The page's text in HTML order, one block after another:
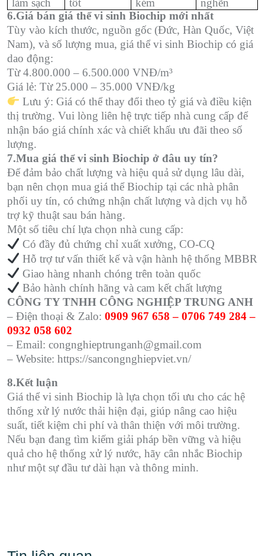
làm sạch tốt kém
nghẽn
6.Giá bán giá thể vi sinh Biochip mới nhất
Tùy vào kích thước, nguồn gốc (Đức, Hàn Quốc, Việt
Nam), và số lượng mua, giá thể vi sinh Biochip có giá
dao động:
Từ 4.800.000 – 6.500.000 VNĐ/m³
Giá lẻ: Từ 25.000 – 35.000 VNĐ/kg
Lưu ý: Giá có thể thay đổi theo tỷ giá và điều kiện
thị trường. Vui lòng liên hệ trực tiếp nhà cung cấp để
nhận báo giá chính xác và chiết khấu ưu đãi theo số
lượng.
7.Mua giá thể vi sinh Biochip ở đâu uy tín?
Để đảm bảo chất lượng và hiệu quả sử dụng lâu dài,
bạn nên chọn mua giá thể Biochip tại các nhà phân
phối uy tín, có chứng nhận chất lượng và dịch vụ hỗ
trợ kỹ thuật sau bán hàng.
Một số tiêu chí lựa chọn nhà cung cấp:
️ Có đầy đủ chứng chỉ xuất xưởng, CO-CQ
️ Hỗ trợ tư vấn thiết kế và vận hành hệ thống MBBR
️ Giao hàng nhanh chóng trên toàn quốc
️ Bảo hành chính hãng và cam kết chất lượng
CÔNG TY TNHH CÔNG NGHIỆP TRUNG ANH
– Điện thoại & Zalo: 0909 967 658 – 0706 749 284 –
0932 058 602
– Email: congnghieptrunganh@gmail.com
– Website: https://sancongnghiepviet.vn/
8.Kết luận
Giá thể vi sinh Biochip là lựa chọn tối ưu cho các hệ
thống xử lý nước thải hiện đại, giúp nâng cao hiệu
suất, tiết kiệm chi phí và thân thiện với môi trường.
Nếu bạn đang tìm kiếm giải pháp bền vững và hiệu
quả cho hệ thống xử lý nước, hãy cân nhắc Biochip
như một sự đầu tư dài hạn và thông minh.